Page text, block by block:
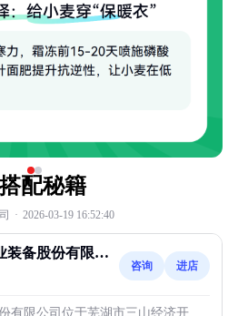
配秘籍
· 2026-03-19 16:52:40
装备股份有限公
咨询 进店
有限公司位于芜湖市三山经济开